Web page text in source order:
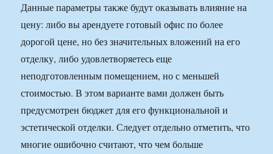
Данные параметры также будут оказывать влияние на
цену: либо вы арендуете готовый офис по более
дорогой цене, но без значительных вложений на его
отделку, либо удовлетворяетесь еще
неподготовленным помещением, но с меньшей
стоимостью. В этом варианте вами должен быть
предусмотрен бюджет для его функциональной и
эстетической отделки. Следует отдельно отметить, что
многие ошибочно считают, что чем больше